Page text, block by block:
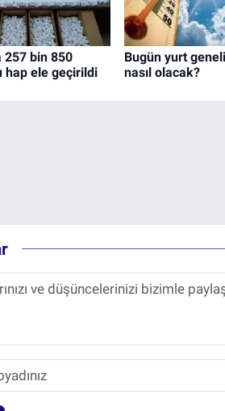
257 bin 850
hap ele geçirildi
Bugün yurt
nasıl olacak?